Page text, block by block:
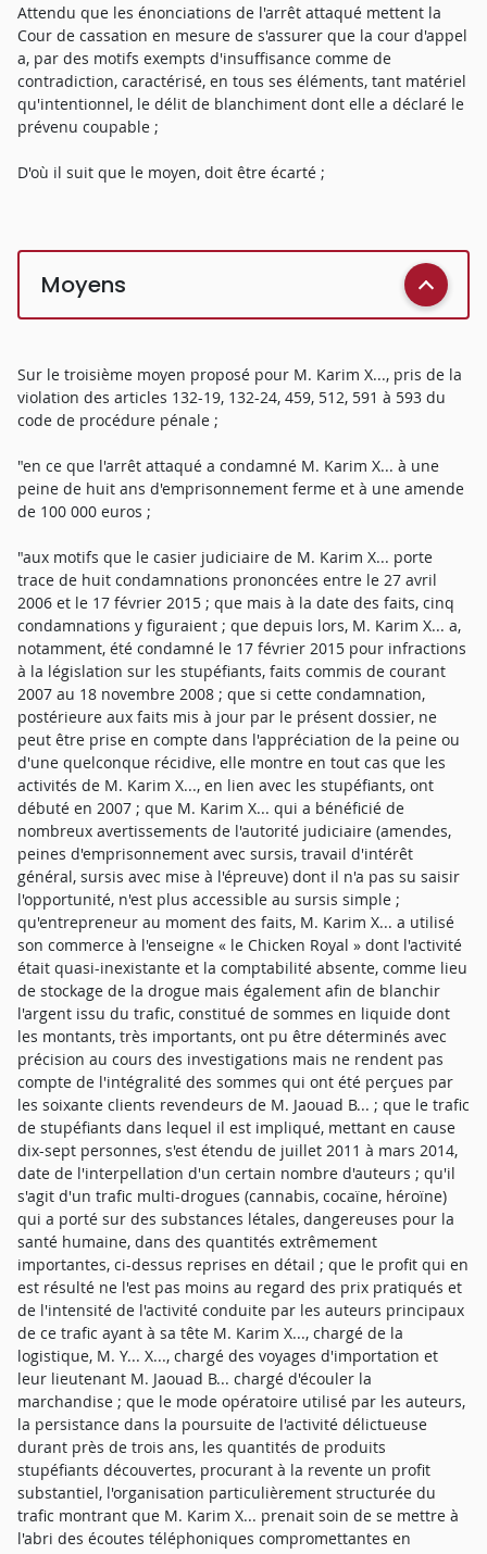
Attendu que les énonciations de l'arrêt attaqué mettent la
Cour de cassation en mesure de s'assurer que la cour d'appel
a, par des motifs exempts d'insuffisance comme de
contradiction, caractérisé, en tous ses éléments, tant matériel
qu'intentionnel, le délit de blanchiment dont elle a déclaré le
prévenu coupable ;
D'où il suit que le moyen, doit être écarté ;
Moyens
Sur le troisième moyen proposé pour M. Karim X..., pris de la
violation des articles 132-19, 132-24, 459, 512, 591 à 593 du
code de procédure pénale ;
"en ce que l'arrêt attaqué a condamné M. Karim X... à une
peine de huit ans d'emprisonnement ferme et à une amende
de 100 000 euros ;
"aux motifs que le casier judiciaire de M. Karim X... porte
trace de huit condamnations prononcées entre le 27 avril
2006 et le 17 février 2015 ; que mais à la date des faits, cinq
condamnations y figuraient ; que depuis lors, M. Karim X... a,
notamment, été condamné le 17 février 2015 pour infractions
à la législation sur les stupéfiants, faits commis de courant
2007 au 18 novembre 2008 ; que si cette condamnation,
postérieure aux faits mis à jour par le présent dossier, ne
peut être prise en compte dans l'appréciation de la peine ou
d'une quelconque récidive, elle montre en tout cas que les
activités de M. Karim X..., en lien avec les stupéfiants, ont
débuté en 2007 ; que M. Karim X... qui a bénéficié de
nombreux avertissements de l'autorité judiciaire (amendes,
peines d'emprisonnement avec sursis, travail d'intérêt
général, sursis avec mise à l'épreuve) dont il n'a pas su saisir
l'opportunité, n'est plus accessible au sursis simple ;
qu'entrepreneur au moment des faits, M. Karim X... a utilisé
son commerce à l'enseigne « le Chicken Royal » dont l'activité
était quasi-inexistante et la comptabilité absente, comme lieu
de stockage de la drogue mais également afin de blanchir
l'argent issu du trafic, constitué de sommes en liquide dont
les montants, très importants, ont pu être déterminés avec
précision au cours des investigations mais ne rendent pas
compte de l'intégralité des sommes qui ont été perçues par
les soixante clients revendeurs de M. Jaouad B... ; que le trafic
de stupéfiants dans lequel il est impliqué, mettant en cause
dix-sept personnes, s'est étendu de juillet 2011 à mars 2014,
date de l'interpellation d'un certain nombre d'auteurs ; qu'il
s'agit d'un trafic multi-drogues (cannabis, cocaïne, héroïne)
qui a porté sur des substances létales, dangereuses pour la
santé humaine, dans des quantités extrêmement
importantes, ci-dessus reprises en détail ; que le profit qui en
est résulté ne l'est pas moins au regard des prix pratiqués et
de l'intensité de l'activité conduite par les auteurs principaux
de ce trafic ayant à sa tête M. Karim X..., chargé de la
logistique, M. Y... X..., chargé des voyages d'importation et
leur lieutenant M. Jaouad B... chargé d'écouler la
marchandise ; que le mode opératoire utilisé par les auteurs,
la persistance dans la poursuite de l'activité délictueuse
durant près de trois ans, les quantités de produits
stupéfiants découvertes, procurant à la revente un profit
substantiel, l'organisation particulièrement structurée du
trafic montrant que M. Karim X... prenait soin de se mettre à
l'abri des écoutes téléphoniques compromettantes en